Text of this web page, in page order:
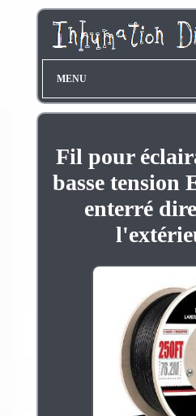
MENU
Fil pour
basse tension
enterré